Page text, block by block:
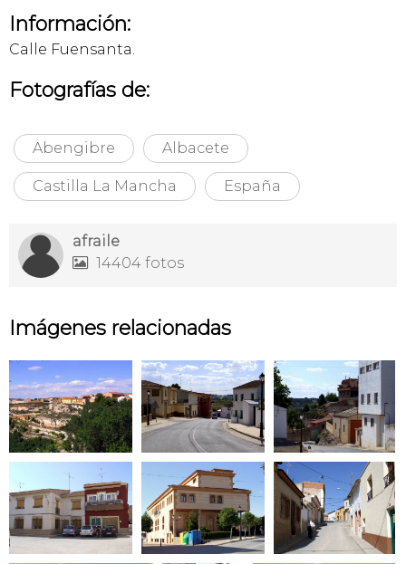
Información:
Calle Fuensanta.
Fotografías de:
Abengibre Albacete
Castilla La Mancha España
afraile
 14404 fotos
Imágenes relacionadas